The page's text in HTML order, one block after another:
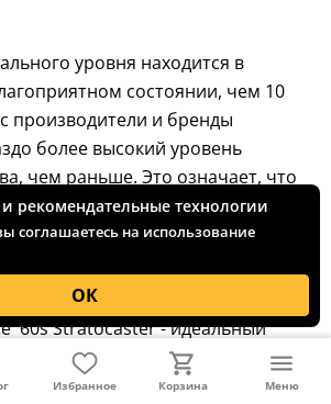
Избранное Корзина Меню
уровня находится в
состоянии, чем 10
производители и бренды
более высокий уровень
чем раньше. Это означает, что
обеспечивают тональность,
игры, которые раньше
для моделей среднего и высшего
'60s Stratocaster - идеальный
гитара начального уровня,
пару лет, имела строй,
рекомендательные технологии
соглашаетесь на использование
ОК